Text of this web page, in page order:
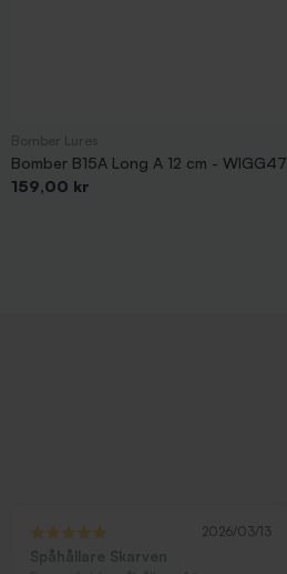
Bomber B15A Long A 12 cm - WIGG47
Pris
159,00 kr
2026/03/13
Spåhållare Skarven